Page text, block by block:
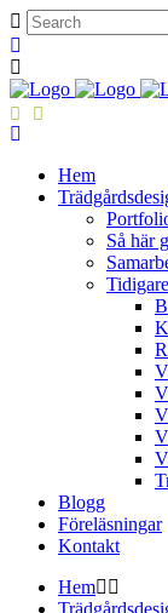
Hem
Så här
Blogg
Föreläsningar
Kontakt
Hem